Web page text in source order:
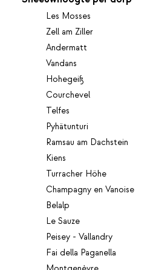
Les Mosses
Zell am Ziller
Andermatt
Vandans
Hohegeiß
Courchevel
Telfes
Pyhätunturi
Ramsau am Dachstein
Kiens
Turracher Höhe
Champagny en Vanoise
Belalp
Le Sauze
Peisey - Vallandry
Fai della Paganella